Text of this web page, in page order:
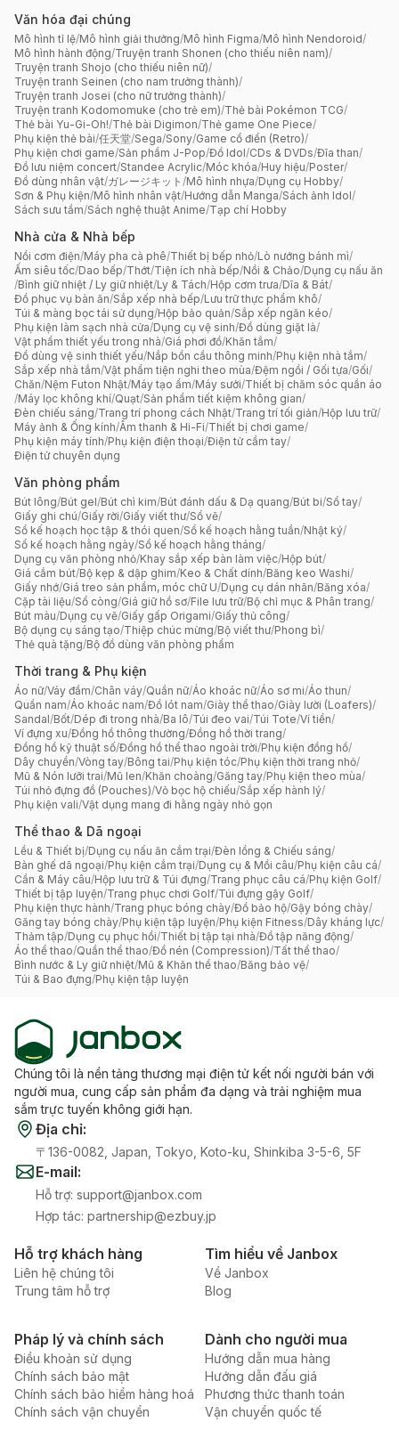
Văn hóa đại chúng
Mô hình tỉ lệ/Mô hình giải thưởng/Mô hình Figma/Mô hình Nendoroid/
Mô hình hành động/Truyện tranh Shonen (cho thiếu niên nam)/
Truyện tranh Shojo (cho thiếu niên nữ)/
Truyện tranh Seinen (cho nam trưởng thành)/
Truyện tranh Josei (cho nữ trưởng thành)/
Truyện tranh Kodomomuke (cho trẻ em)/Thẻ bài Pokémon TCG/
Thẻ bài Yu-Gi-Oh!/Thẻ bài Digimon/Thẻ game One Piece/
Phụ kiện thẻ bài/任天堂/Sega/Sony/Game cổ điển (Retro)/
Phụ kiện chơi game/Sản phẩm J-Pop/Đồ Idol/CDs & DVDs/Đĩa than/
Đồ lưu niệm concert/Standee Acrylic/Móc khóa/Huy hiệu/Poster/
Đồ dùng nhân vật/ガレージキット /Mô hình nhựa/Dụng cụ Hobby/
Sơn & Phụ kiện/Mô hình nhân vật/Hướng dẫn Manga/Sách ảnh Idol/
Sách sưu tầm/Sách nghệ thuật Anime/Tạp chí Hobby
Nhà cửa & Nhà bếp
Nồi cơm điện/Máy pha cà phê/Thiết bị bếp nhỏ/Lò nướng bánh mì/
Ấm siêu tốc/Dao bếp/Thớt/Tiện ích nhà bếp/Nồi & Chảo/Dụng cụ nấu ăn
/Bình giữ nhiệt / Ly giữ nhiệt/Ly & Tách/Hộp cơm trưa/Dĩa & Bát/
Đồ phục vụ bàn ăn/Sắp xếp nhà bếp/Lưu trữ thực phẩm khô/
Túi & màng bọc tái sử dụng/Hộp bảo quản/Sắp xếp ngăn kéo/
Phụ kiện làm sạch nhà cửa/Dụng cụ vệ sinh/Đồ dùng giặt là/
Vật phẩm thiết yếu trong nhà/Giá phơi đồ/Khăn tắm/
Đồ dùng vệ sinh thiết yếu/Nắp bồn cầu thông minh/Phụ kiện nhà tắm/
Sắp xếp nhà tắm/Vật phẩm tiện nghi theo mùa/Đệm ngồi / Gối tựa/Gối/
Chăn/Nệm Futon Nhật/Máy tạo ẩm/Máy sưởi/Thiết bị chăm sóc quần áo
/Máy lọc không khí/Quạt/Sản phẩm tiết kiệm không gian/
Đèn chiếu sáng/Trang trí phong cách Nhật/Trang trí tối giản/Hộp lưu trữ/
Máy ảnh & Ống kính/Âm thanh & Hi-Fi/Thiết bị chơi game/
Phụ kiện máy tính/Phụ kiện điện thoại/Điện tử cầm tay/
Điện tử chuyên dụng
Văn phòng phẩm
Bút lông/Bút gel/Bút chì kim/Bút đánh dấu & Dạ quang/Bút bi/Sổ tay/
Giấy ghi chú/Giấy rời/Giấy viết thư/Sổ vẽ/
Sổ kế hoạch học tập & thói quen/Sổ kế hoạch hằng tuần/Nhật ký/
Sổ kế hoạch hằng ngày/Sổ kế hoạch hằng tháng/
Dụng cụ văn phòng nhỏ/Khay sắp xếp bàn làm việc/Hộp bút/
Giá cắm bút/Bộ kẹp & dập ghim/Keo & Chất dính/Băng keo Washi/
Giấy nhớ/Giá treo sản phẩm, móc chữ U/Dụng cụ dán nhãn/Băng xóa/
Cặp tài liệu/Sổ còng/Giá giữ hồ sơ/File lưu trữ/Bộ chỉ mục & Phân trang/
Bút màu/Dụng cụ vẽ/Giấy gấp Origami/Giấy thủ công/
Bộ dụng cụ sáng tạo/Thiệp chúc mừng/Bộ viết thư/Phong bì/
Thẻ quà tặng/Bộ đồ dùng văn phòng phẩm
Thời trang & Phụ kiện
Áo nữ/Váy đầm/Chân váy/Quần nữ/Áo khoác nữ/Áo sơ mi/Áo thun/
Quần nam/Áo khoác nam/Đồ lót nam/Giày thể thao/Giày lười (Loafers)/
Sandal/Bốt/Dép đi trong nhà/Ba lô/Túi đeo vai/Túi Tote/Ví tiền/
Ví đựng xu/Đồng hồ thông thường/Đồng hồ thời trang/
Đồng hồ kỹ thuật số/Đồng hồ thể thao ngoài trời/Phụ kiện đồng hồ/
Dây chuyền/Vòng tay/Bông tai/Phụ kiện tóc/Phụ kiện thời trang nhỏ/
Mũ & Nón lưỡi trai/Mũ len/Khăn choàng/Găng tay/Phụ kiện theo mùa/
Túi nhỏ đựng đồ (Pouches)/Vỏ bọc hộ chiếu/Sắp xếp hành lý/
Phụ kiện vali/Vật dụng mang đi hằng ngày nhỏ gọn
Thể thao & Dã ngoại
Lều & Thiết bị/Dụng cụ nấu ăn cắm trại/Đèn lồng & Chiếu sáng/
Bàn ghế dã ngoại/Phụ kiện cắm trại/Dụng cụ & Mồi câu/Phụ kiện câu cá/
Cần & Máy câu/Hộp lưu trữ & Túi đựng/Trang phục câu cá/Phụ kiện Golf/
Thiết bị tập luyện/Trang phục chơi Golf/Túi đựng gậy Golf/
Phụ kiện thực hành/Trang phục bóng chày/Đồ bảo hộ/Gậy bóng chày/
Găng tay bóng chày/Phụ kiện tập luyện/Phụ kiện Fitness/Dây kháng lực/
Thảm tập/Dụng cụ phục hồi/Thiết bị tập tại nhà/Đồ tập năng động/
Áo thể thao/Quần thể thao/Đồ nén (Compression)/Tất thể thao/
Bình nước & Ly giữ nhiệt/Mũ & Khăn thể thao/Băng bảo vệ/
Túi & Bao đựng/Phụ kiện tập luyện
Chúng tôi là nền tảng thương mại điện tử kết nối người bán với
người mua, cung cấp sản phẩm đa dạng và trải nghiệm mua
sắm trực tuyến không giới hạn.
Địa chỉ:
〒136-0082, Japan, Tokyo, Koto-ku, Shinkiba 3-5-6, 5F
E-mail:
Hỗ trợ: support@janbox.com
Hợp tác: partnership@ezbuy.jp
Hỗ trợ khách hàng
Liên hệ chúng tôi
Trung tâm hỗ trợ
Tìm hiểu về Janbox
Về Janbox
Blog
Pháp lý và chính sách
Điều khoản sử dụng
Chính sách bảo mật
Chính sách bảo hiểm hàng hoá
Chính sách vận chuyển
Dành cho người mua
Hướng dẫn mua hàng
Hướng dẫn đấu giá
Phương thức thanh toán
Vận chuyển quốc tế